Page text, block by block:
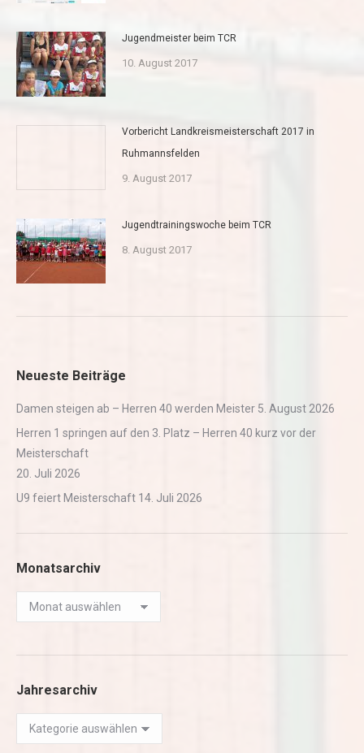
Jugendmeister beim TCR
10. August 2017
Vorbericht Landkreismeisterschaft 2017 in
Ruhmannsfelden
9. August 2017
Jugendtrainingswoche beim TCR
8. August 2017
Neueste Beiträge
Damen steigen ab – Herren 40 werden Meister 5. August 2026
Herren 1 springen auf den 3. Platz – Herren 40 kurz vor der
Meisterschaft
20. Juli 2026
U9 feiert Meisterschaft 14. Juli 2026
Monatsarchiv
Monatsarchiv
Jahresarchiv
Jahresarchiv